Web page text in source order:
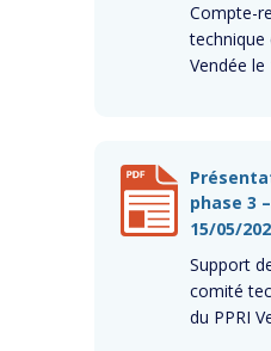
Compte-
technique
Vendée le
phase 3
15/05/
Support
comité
du PPRI